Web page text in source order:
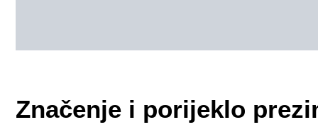
Značenje i porijeklo